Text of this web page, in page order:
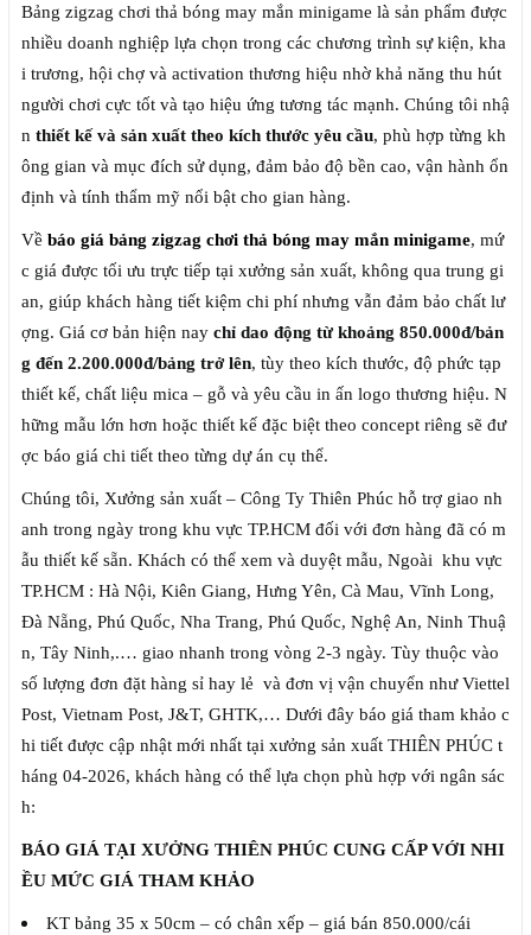
Bảng zigzag chơi thả bóng may mắn minigame là sản phẩm được
nhiều doanh nghiệp lựa chọn trong các chương trình sự kiện, kha
i trương, hội chợ và activation thương hiệu nhờ khả năng thu hút
người chơi cực tốt và tạo hiệu ứng tương tác mạnh. Chúng tôi nhậ
n thiết kế và sản xuất theo kích thước yêu cầu, phù hợp từng kh
ông gian và mục đích sử dụng, đảm bảo độ bền cao, vận hành ổn
định và tính thẩm mỹ nổi bật cho gian hàng.
Về báo giá bảng zigzag chơi thả bóng may mắn minigame, mứ
c giá được tối ưu trực tiếp tại xưởng sản xuất, không qua trung gi
an, giúp khách hàng tiết kiệm chi phí nhưng vẫn đảm bảo chất lư
ợng. Giá cơ bản hiện nay chỉ dao động từ khoảng 850.000đ/bản
g đến 2.200.000đ/bảng trở lên, tùy theo kích thước, độ phức tạp
thiết kế, chất liệu mica – gỗ và yêu cầu in ấn logo thương hiệu. N
hững mẫu lớn hơn hoặc thiết kế đặc biệt theo concept riêng sẽ đư
ợc báo giá chi tiết theo từng dự án cụ thể.
Chúng tôi, Xưởng sản xuất – Công Ty Thiên Phúc hỗ trợ giao nh
anh trong ngày trong khu vực TP.HCM đối với đơn hàng đã có m
ẫu thiết kế sẵn. Khách có thể xem và duyệt mẫu, Ngoài khu vực
TP.HCM : Hà Nội, Kiên Giang, Hưng Yên, Cà Mau, Vĩnh Long,
Đà Nẵng, Phú Quốc, Nha Trang, Phú Quốc, Nghệ An, Ninh Thuậ
n, Tây Ninh,.… giao nhanh trong vòng 2-3 ngày. Tùy thuộc vào
số lượng đơn đặt hàng sỉ hay lẻ và đơn vị vận chuyển như Viettel
Post, Vietnam Post, J&T, GHTK,… Dưới đây báo giá tham khảo c
hi tiết được cập nhật mới nhất tại xưởng sản xuất THIÊN PHÚC t
háng 04-2026, khách hàng có thể lựa chọn phù hợp với ngân sác
h:
BÁO GIÁ TẠI XƯỞNG THIÊN PHÚC CUNG CẤP VỚI NHI
ỀU MỨC GIÁ THAM KHẢO
KT bảng 35 x 50cm – có chân xếp – giá bán 850.000/cái